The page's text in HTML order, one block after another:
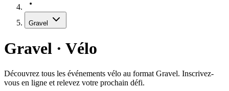
Gravel
Gravel · Vélo
Découvrez tous les événements vélo au format Gravel. Inscrivez-
vous en ligne et relevez votre prochain défi.